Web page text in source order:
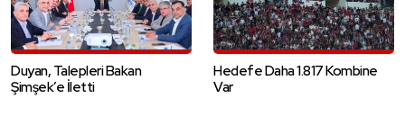
Duyan, Talepleri Bakan
Şimşek’e İletti
Hedefe Daha 1.817 Kombine
Var